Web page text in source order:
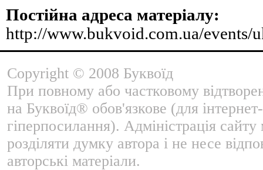
Постійна адреса матеріалу:
http://www.bukvoid.com.ua/events/
Copyright © 2008 Буквоїд
При повному або частковому
на Буквоїд® обов'язкове (для
гіперпосилання). Адміністрація
розділяти думку автора і не несе
авторські матеріали.